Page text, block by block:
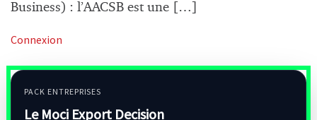
Business) : l’AACSB est une […]
Connexion
PACK ENTREPRISES
Le Moci Export Decision